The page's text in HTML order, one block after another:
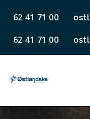
62 41 71 00
62 41 71 00